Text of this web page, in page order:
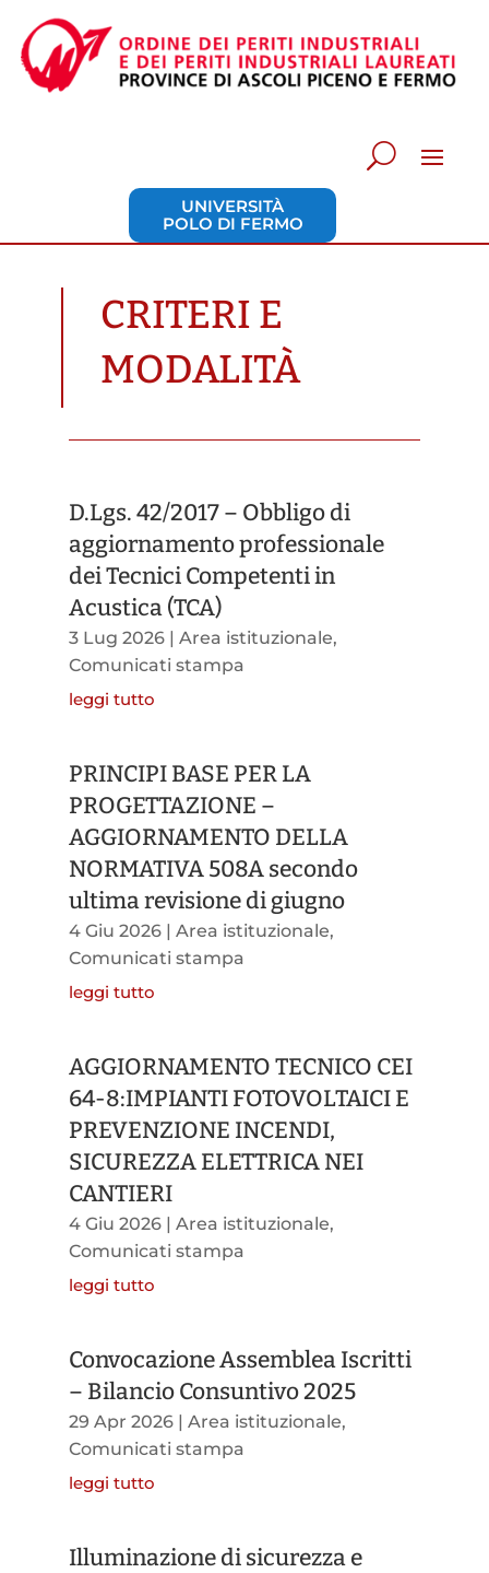
UNIVERSITÀ
POLO DI FERMO
CRITERI E
MODALITÀ
D.Lgs. 42/2017 – Obbligo di
aggiornamento professionale
dei Tecnici Competenti in
Acustica (TCA)
3 Lug 2026| Area istituzionale,
Comunicati stampa
leggi tutto
PRINCIPI BASE PER LA
PROGETTAZIONE –
AGGIORNAMENTO DELLA
NORMATIVA 508A secondo
ultima revisione di giugno
4 Giu 2026| Area istituzionale,
Comunicati stampa
leggi tutto
AGGIORNAMENTO TECNICO CEI
64-8:IMPIANTI FOTOVOLTAICI E
PREVENZIONE INCENDI,
SICUREZZA ELETTRICA NEI
CANTIERI
4 Giu 2026| Area istituzionale,
Comunicati stampa
leggi tutto
Convocazione Assemblea Iscritti
– Bilancio Consuntivo 2025
29 Apr 2026| Area istituzionale,
Comunicati stampa
leggi tutto
Illuminazione di sicurezza e